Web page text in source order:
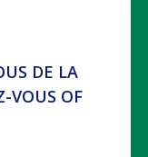
DE LA
VOUS OF